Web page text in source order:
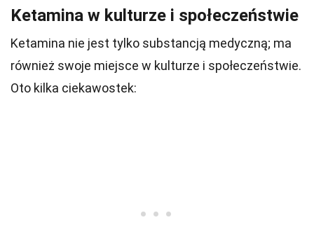
Ketamina w kulturze i społeczeństwie
Ketamina nie jest tylko substancją medyczną; ma
również swoje miejsce w kulturze i społeczeństwie.
Oto kilka ciekawostek: